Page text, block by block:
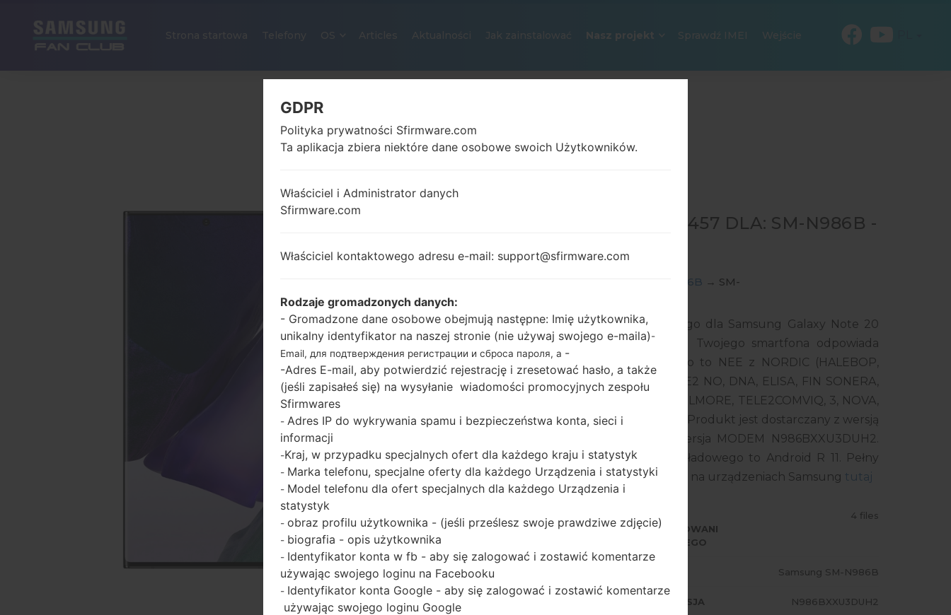
Aktualności Jak zainstalować Nasz projekt Sprawdź IMEI Wejście
OFICJALNE OPROGRAMOWANIE #256457 DLA: SM-N986B -
SAMSUNGGALAXY NOTE 20 ULTRA 5G
SamsungSM-N986B → SM-
N986B_1_20210806080936_02u4o8o092_fac.zip
Pobierz najnowszą aktualizację oprogramowania układowego dla Samsung Galaxy Note 20
Ultra 5G, ale nie zapomnij sprawdzić, czy numer modelu Twojego smartfona odpowiada
wskazanemu SM-N986B. Kod oprogramowania układowego to NEE z NORDIC (HALEBOP,
AINA, SPRING, TELENOR, NETCOM, MOBILE NORWAY, TELE2 NO, DNA, ELISA, FIN SONERA,
SAUNALAHTI, TELIA, DK TDC, CALL ME & DLG, TELENOR, TELMORE, TELE2COMVIQ, 3, NOVA,
VODAFONE ICELAND, SIMINN, TELE REENLAND, VENTELO). Produkt jest dostarczany z wersją
PDA N986BXXU3DUH2, wersja CSC N986BOXM3DUH2, wersja MODEM N986BXXU3DUH2.
Wersja systemu operacyjnego danego oprogramowania układowego to Android R 11. Pełny
poradnik na temat flashowania oprogramowania układowego na urządzeniach Samsung tutaj
NAZWA PLIKU
SM-N986B_1_2021080608093
6_02u4o8o092_fac
RODZAJ
OPROGRAMOWANI
A UKŁADOWEGO
4 files
ROZMIAR PLIKU Samsung SM-N986B
PDA/AP WERSJA N986BXXU3DUH2
GDPR
Polityka prywatności Sfirmware.com
Ta aplikacja zbiera niektóre dane osobowe swoich Użytkowników.
Właściciel i Administrator danych
Sfirmware.com
Właściciel kontaktowego adresu e-mail: support@sfirmware.com
Rodzaje gromadzonych danych:
- Gromadzone dane osobowe obejmują następne: Imię użytkownika,
unikalny identyfikator na naszej stronie (nie używaj swojego e-maila)-
Email, для подтверждения регистрации и сброса пароля, а -
-Adres E-mail, aby potwierdzić rejestrację i zresetować hasło, a także
(jeśli zapisałeś się) na wysyłanie wiadomości promocyjnych zespołu
Sfirmwares
- Adres IP do wykrywania spamu i bezpieczeństwa konta, sieci i
informacji
-Kraj, w przypadku specjalnych ofert dla każdego kraju i statystyk
- Marka telefonu, specjalne oferty dla każdego Urządzenia i statystyki
- Model telefonu dla ofert specjalnych dla każdego Urządzenia i
statystyk
- obraz profilu użytkownika - (jeśli prześlesz swoje prawdziwe zdjęcie)
- biografia - opis użytkownika
- Identyfikator konta w fb - aby się zalogować i zostawić komentarze
używając swojego loginu na Facebooku
- Identyfikator konta Google - aby się zalogować i zostawić komentarze
używając swojego loginu Google